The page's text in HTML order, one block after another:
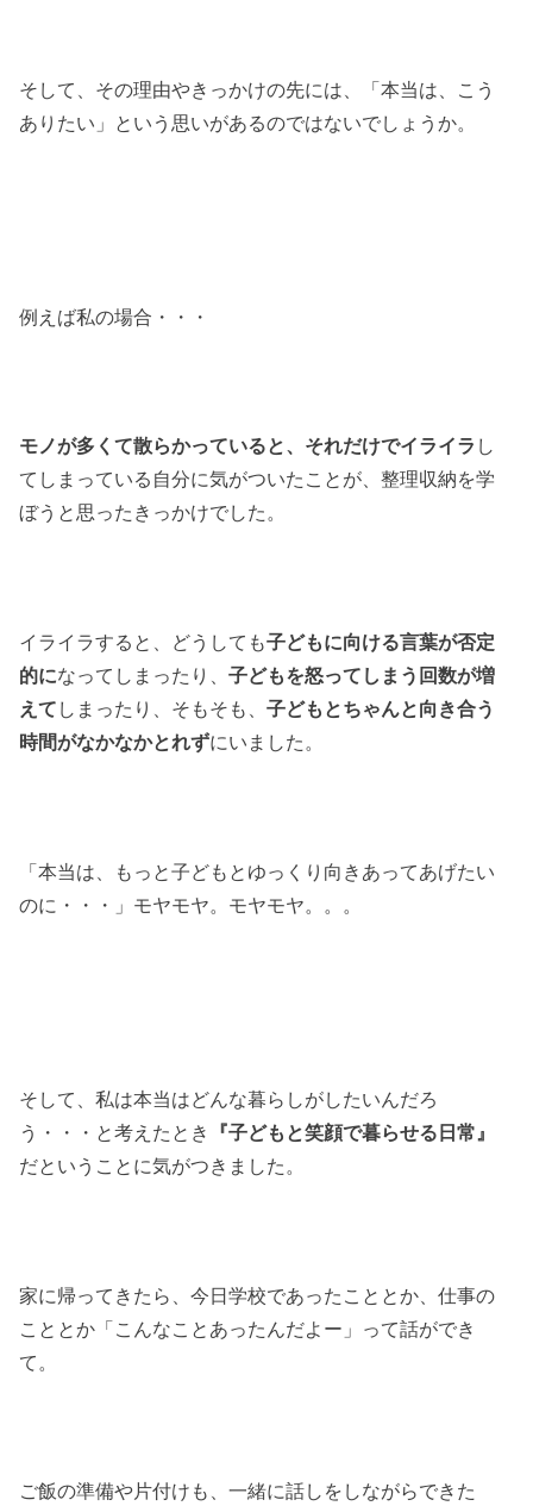
そして、その理由やきっかけの先には、「本当は、こう
ありたい」という思いがあるのではないでしょうか。
例えば私の場合・・・
モノが多くて散らかっていると、それだけでイライラ し
てしまっている自分に気がついたことが、整理収納を学
ぼうと思ったきっかけでした。
イライラすると、どうしても子どもに向ける言葉が否定
的になってしまったり、子どもを怒ってしまう回数が増
えて しまったり、そもそも、子どもとちゃんと向き合う
時間がなかなかとれずにいました。
「本当は、もっと子どもとゆっくり向きあってあげたい
のに・・・」モヤモヤ。モヤモヤ。。。
そして、私は本当はどんな暮らしがしたいんだろ
う・・・と考えたとき
『子どもと笑顔で暮らせる日常』
だということに気がつきました。
家に帰ってきたら、今日学校であったこととか、仕事の
こととか「こんなことあったんだよー」って話ができ
て。
ご飯の準備や片付けも、一緒に話しをしながらできた